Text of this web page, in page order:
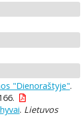
"Dienoraštyje".
. Lietuvos